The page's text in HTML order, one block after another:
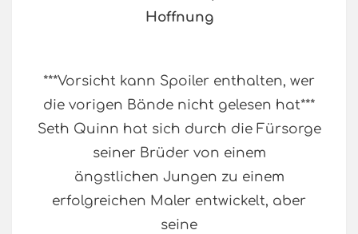
Hoffnung
***Vorsicht kann Spoiler enthalten, wer
die vorigen Bände nicht gelesen hat***
Seth Quinn hat sich durch die Fürsorge
seiner Brüder von einem
ängstlichen Jungen zu einem
erfolgreichen Maler entwickelt, aber
seine